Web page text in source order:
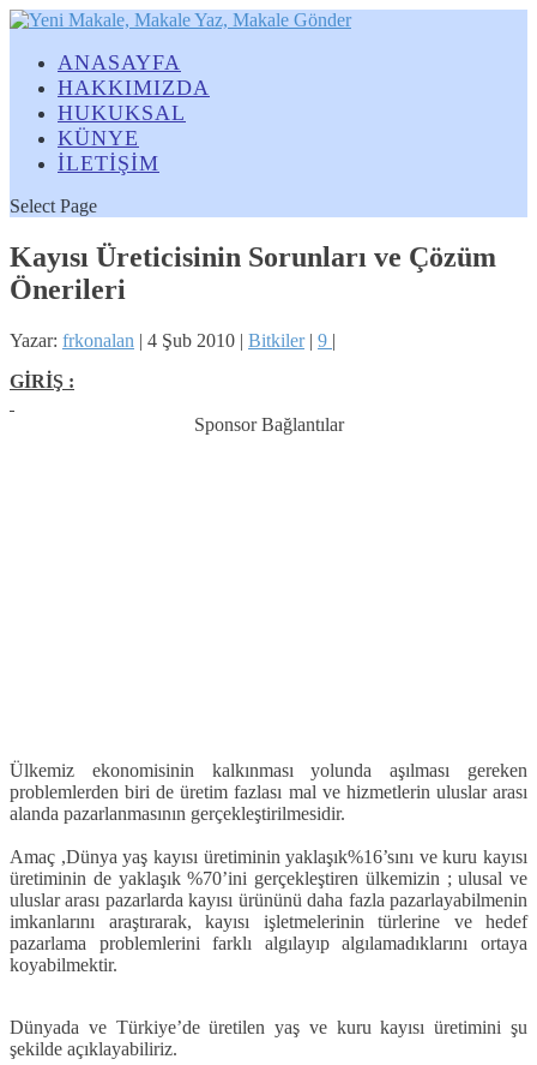
ANASAYFA
HAKKIMIZDA
HUKUKSAL
KÜNYE
İLETİŞİM
Select Page
Kayısı Üreticisinin Sorunları ve Çözüm
Önerileri
Yazar: frkonalan | 4 Şub 2010 | Bitkiler| 9 |
GİRİŞ :
Sponsor Bağlantılar
Ülkemiz ekonomisinin kalkınması yolunda aşılması gereken
problemlerden biri de üretim fazlası mal ve hizmetlerin uluslar arası
alanda pazarlanmasının gerçekleştirilmesidir.
Amaç ,Dünya yaş kayısı üretiminin yaklaşık%16’sını ve kuru kayısı
üretiminin de yaklaşık %70’ini gerçekleştiren ülkemizin ; ulusal ve
uluslar arası pazarlarda kayısı ürününü daha fazla pazarlayabilmenin
imkanlarını araştırarak, kayısı işletmelerinin türlerine ve hedef
pazarlama problemlerini farklı algılayıp algılamadıklarını ortaya
koyabilmektir.
Dünyada ve Türkiye’de üretilen yaş ve kuru kayısı üretimini şu
şekilde açıklayabiliriz.